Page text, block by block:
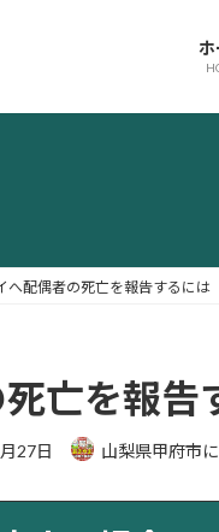
ホ
へ配偶者の死亡を報告するには
亡を報告
27日 山梨県甲府市